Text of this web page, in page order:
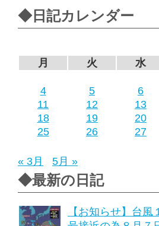
◆日記カレンダー
月
火 水
4
5 6
11
12 13
18
19 20
25
26 27
« 3月 5月 »
◆最新の日記
【お知らせ】台風